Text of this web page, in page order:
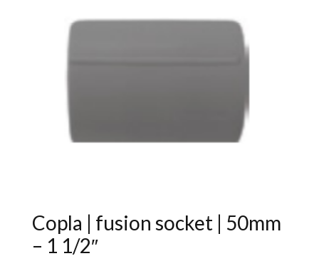
Copla | fusion socket | 50mm
– 1 1/2″